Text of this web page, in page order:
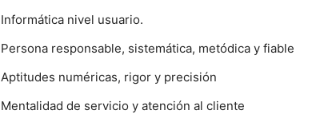
Informática nivel usuario.
Persona responsable, sistemática, metódica y fiable
Aptitudes numéricas, rigor y precisión
Mentalidad de servicio y atención al cliente